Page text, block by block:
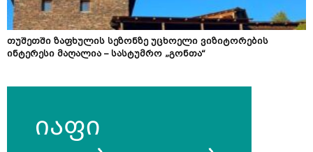
თუშეთში ზაფხულის სეზონზე უცხოელი ვიზიტორების
ინტერესი მაღალია – სასტუმრო „გონთა“